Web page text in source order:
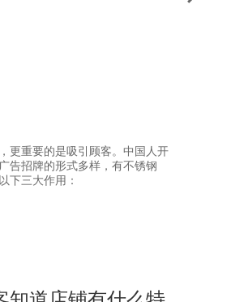
重要的是吸引顾客。中国人开
告招牌的形式多样，有不锈钢
下三大作用：